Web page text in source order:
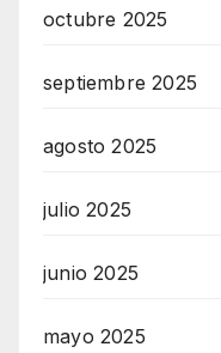
octubre 2025
septiembre 2025
agosto 2025
julio 2025
junio 2025
mayo 2025